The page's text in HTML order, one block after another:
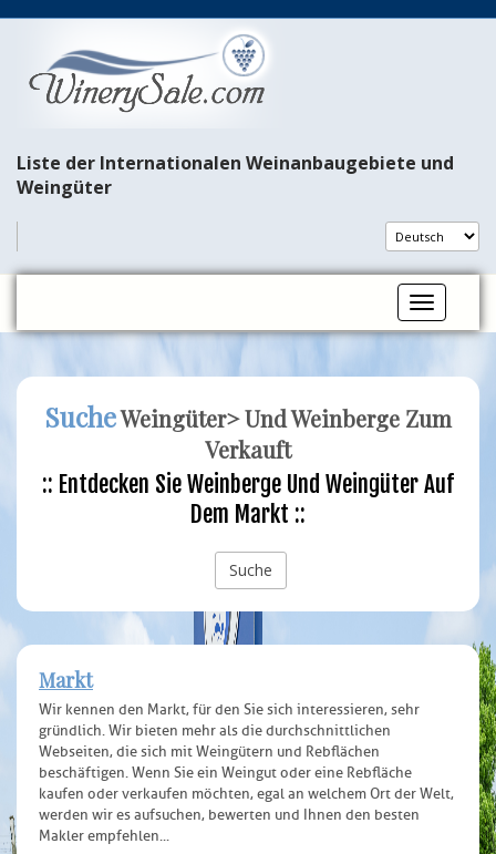
Liste der Internationalen Weinanbaugebiete und
Weingüter
Toggle
SucheWeingüter>UndWeinberge Zum
Verkauft
:: Entdecken Sie Weinberge Und Weingüter Auf
Dem Markt ::
Markt
Wir kennen den Markt, für den Sie sich interessieren, sehr
gründlich. Wir bieten mehr als die durchschnittlichen
Webseiten, die sich mit Weingütern und Rebflächen
beschäftigen. Wenn Sie ein Weingut oder eine Rebfläche
kaufen oder verkaufen möchten, egal an welchem Ort der Welt,
werden wir es aufsuchen, bewerten und Ihnen den besten
Makler empfehlen...